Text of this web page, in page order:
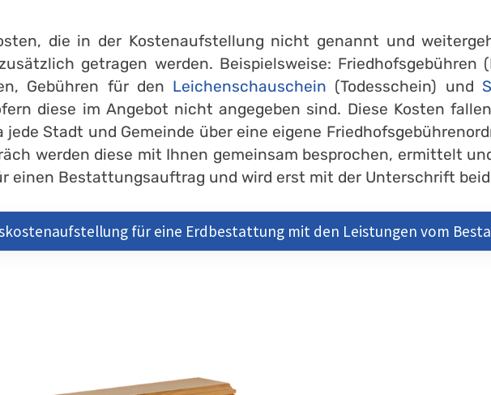
die in der Kostenaufstellung nicht genannt und
getragen werden. Beispielsweise:
Gebühren für den Leichenschauschein (Todesschein) und
diese im Angebot nicht angegeben sind. Diese Kosten
jede Stadt und Gemeinde über eine eigene
werden diese mit Ihnen gemeinsam besprochen, ermittelt
einen Bestattungsauftrag und wird erst mit der Unterschrift
für eine Erdbestattung mit den Leistungen vom